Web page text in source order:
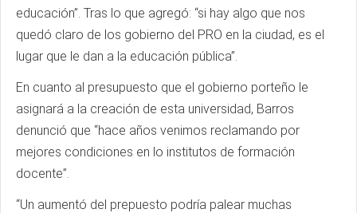
educación”. Tras lo que agregó: “si hay algo que nos
quedó claro de los gobierno del PRO en la ciudad, es el
lugar que le dan a la educación pública”.
En cuanto al presupuesto que el gobierno porteño le
asignará a la creación de esta universidad, Barros
denunció que “hace años venimos reclamando por
mejores condiciones en lo institutos de formación
docente”.
“Un aumentó del prepuesto podría palear muchas